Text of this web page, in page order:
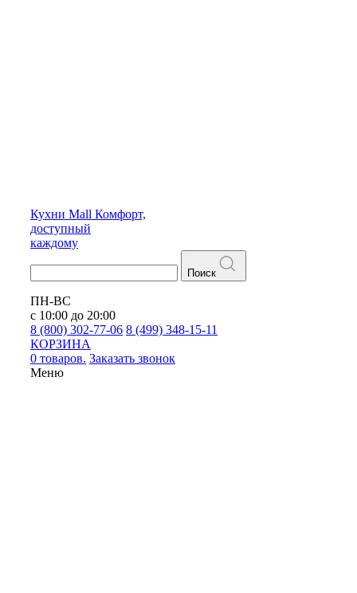
Кухни Mall Комфорт,
доступный
каждому
Поиск
ПН-ВС
с 10:00 до 20:00
8 (800) 302-77-06 8 (499) 348-15-11
КОРЗИНА
0 товаров. Заказать звонок
Меню